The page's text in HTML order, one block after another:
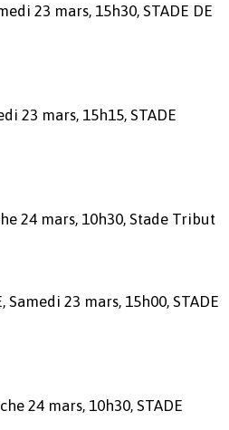
23 mars, 15h30, STADE DE
23 mars, 15h15, STADE
24 mars, 10h30, Stade Tribut
Samedi 23 mars, 15h00, STADE
24 mars, 10h30, STADE